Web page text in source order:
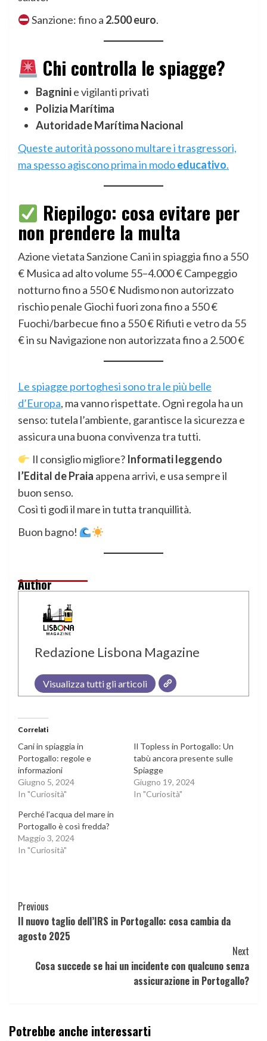
Sanzione: fino a 2.500 euro.
Chi controlla le spiagge?
Bagninie vigilanti privati
Polizia Marítima
Autoridade Marítima Nacional
Queste autorità possono multare i trasgressori,
ma spesso agiscono prima in modoeducativo.
Riepilogo: cosa evitare per
non prendere la multa
Azione vietata Sanzione Cani in spiaggia fino a 550
€ Musica ad alto volume 55–4.000 € Campeggio
notturno fino a 550 € Nudismo non autorizzato
rischio penale Giochi fuori zona fino a 550 €
Fuochi/barbecue fino a 550 € Rifiuti e vetro da 55
€ in su Navigazione non autorizzata fino a 2.500 €
Le spiagge portoghesi sono tra le più belle
d’Europa, ma vanno rispettate. Ogni regola ha un
senso: tutela l’ambiente, garantisce la sicurezza e
assicura una buona convivenza tra tutti.
Il consiglio migliore? Informati leggendo
l’Edital de Praia appena arrivi, e usa sempre il
buon senso.
Così ti godi il mare in tutta tranquillità.
Buon bagno!
Author
Redazione Lisbona Magazine
Visualizza tutti gli articoli
Correlati
Cani in spiaggia in
Portogallo: regole e
informazioni
Giugno 5, 2024
In "Curiosità"
Il Topless in Portogallo: Un
tabù ancora presente sulle
Spiagge
Giugno 19, 2024
In "Curiosità"
Perché l’acqua del mare in
Portogallo è così fredda?
Maggio 3, 2024
In "Curiosità"
Continue
Reading
Previous
Il nuovo taglio dell’IRS in Portogallo: cosa cambia da
agosto 2025
Next
Cosa succede se hai un incidente con qualcuno senza
assicurazione in Portogallo?
Potrebbe anche interessarti